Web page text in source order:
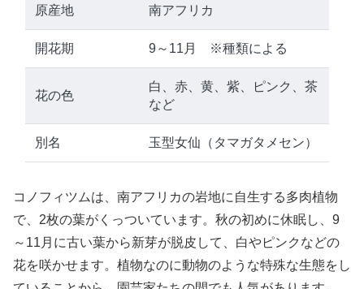
原産地 南アフリカ
開花期 9～11月 ※種類による
花の色
白、赤、黄、紫、ピンク、茶
など
別名 玉型女仙（タマガタメセン）
コノフィツムは、南アフリカの岩地に自生する多肉植物
で、2枚の葉がくっついています。秋の初めに休眠し、9
～11月に古い葉から新芽が脱皮して、白やピンクなどの
花を咲かせます。植物なのに動物のような特殊な生態をし